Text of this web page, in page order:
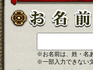
※お名前は、姓・名
※一部入力できない